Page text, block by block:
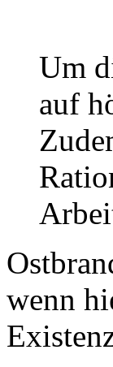
Um
auf
wenn